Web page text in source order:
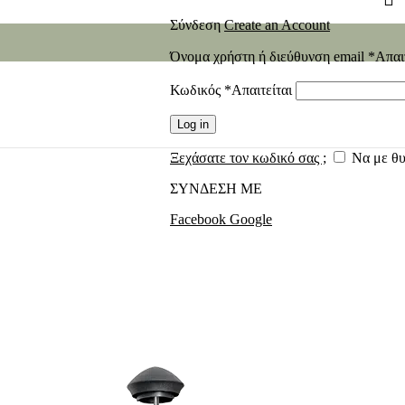
ΣύνδεσηCreate an Account
Όνομα χρήστη ή διεύθυνση email *
Κωδικός *Απαιτείται
Log in
Ξεχάσατε τον κωδικό σας ;
Να με
ΣΥΝΔΕΣΗ ΜΕ
Facebook Google